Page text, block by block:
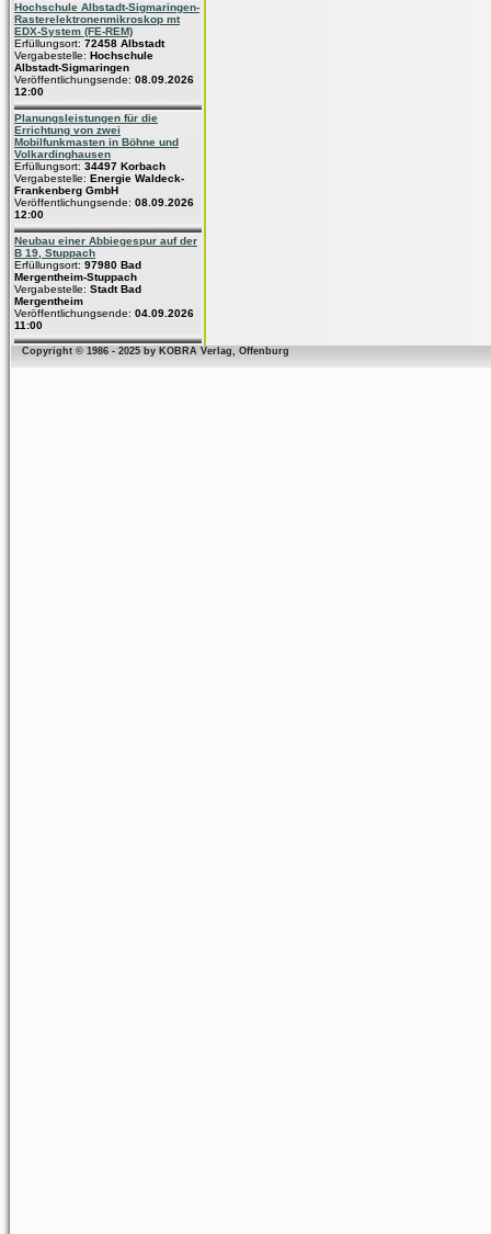
Hochschule Albstadt-Sigmaringen-
Rasterelektronenmikroskop mt
EDX-System (FE-REM)
Erfüllungsort: 72458 Albstadt
Vergabestelle: Hochschule
Albstadt-Sigmaringen
Veröffentlichungsende: 08.09.2026
12:00
Planungsleistungen für die
Errichtung von zwei
Mobilfunkmasten in Böhne und
Volkardinghausen
Erfüllungsort: 34497 Korbach
Vergabestelle: Energie Waldeck-
Frankenberg GmbH
Veröffentlichungsende: 08.09.2026
12:00
Neubau einer Abbiegespur auf der
B 19, Stuppach
Erfüllungsort: 97980 Bad
Mergentheim-Stuppach
Vergabestelle: Stadt Bad
Mergentheim
Veröffentlichungsende: 04.09.2026
11:00
Copyright © 1986 - 2025 by KOBRA Verlag, Offenburg